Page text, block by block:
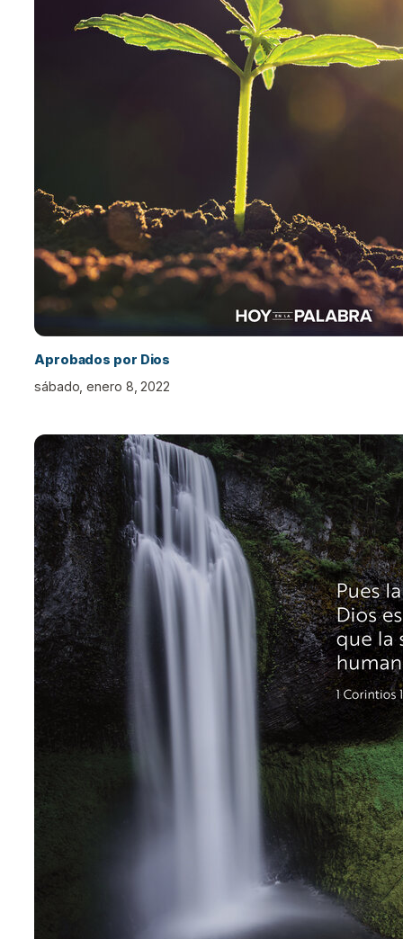
Aprobados por Dios
sábado, enero 8, 2022